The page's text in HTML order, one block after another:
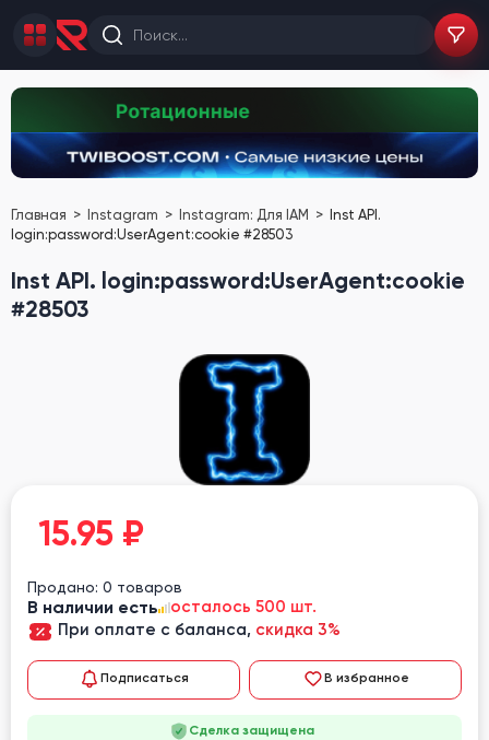
Главная Instagram Instagram: Для IAM
Inst API.
login:password:UserAgent:cookie #28503
Inst API. login:password:UserAgent:cookie
#28503
15.95 ₽
Продано: 0 товаров
В наличии есть
осталось 500 шт.
При оплате с баланса, скидка 3%
Подписаться В избранное
Сделка защищена